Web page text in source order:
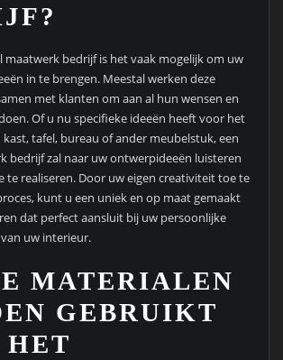
maatwerk bedrijf is het vaak mogelijk om uw
in te brengen. Meestal werken deze
met klanten om aan al hun wensen en
Of u nu specifieke ideeën heeft voor het
tafel, bureau of ander meubelstuk, een
bedrijf zal naar uw ontwerpideeën luisteren
te realiseren. Door uw eigen creativiteit toe te
kunt u een uniek en op maat gemaakt
dat perfect aansluit bij uw persoonlijke
uw interieur.
MATERIALEN
GEBRUIKT
HET